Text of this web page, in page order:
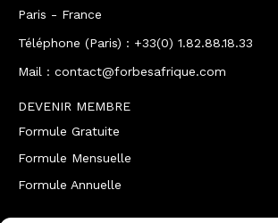
Paris - France
Téléphone (Paris) : +33(0) 1.82.88.18.33
Mail : contact@forbesafrique.com
DEVENIR MEMBRE
Formule Gratuite
Formule Mensuelle
Formule Annuelle